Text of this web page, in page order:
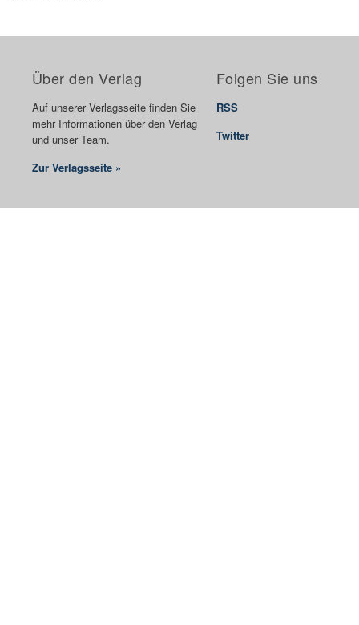
Über den Verlag
Auf unserer Verlagsseite finden Sie
mehr Informationen über den Verlag
und unser Team.
Zur Verlagsseite »
Folgen Sie uns
RSS
Twitter